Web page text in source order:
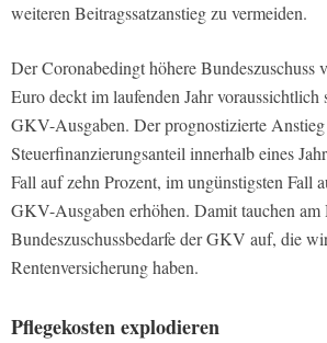
weiteren Beitragssatzanstieg zu vermeiden.
Der Corona­bedingt höhere Bundes­zuschuss
Euro deckt im laufenden Jahr voraussichtlich
GKV­-Aus­gaben. Der prognostizierte
Steuerfinan­zierungsanteil innerhalb eines
Fall auf zehn Prozent, im ungüns­tigsten Fall
GKV­-Ausgaben erhöhen. Damit tau­chen
Bundeszuschussbe­darfe der GKV auf, die
Rentenversicherung haben.
Pflegekosten explodieren